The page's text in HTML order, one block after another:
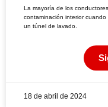
La mayoría de los
contaminación interior
un túnel de lavado.
18 de abril de 2024